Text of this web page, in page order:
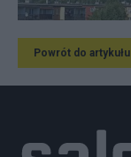
Powrót do artykułu